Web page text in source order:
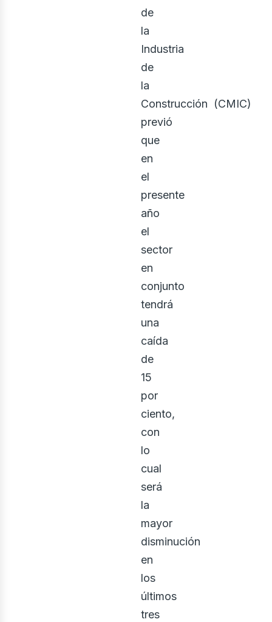
de
la
Industria
de
la
Construcción (CMIC)
previó
que
en
el
presente
año
el
sector
en
conjunto
tendrá
una
caída
de
15
por
ciento,
con
lo
cual
será
la
mayor
disminución
en
los
últimos
tres